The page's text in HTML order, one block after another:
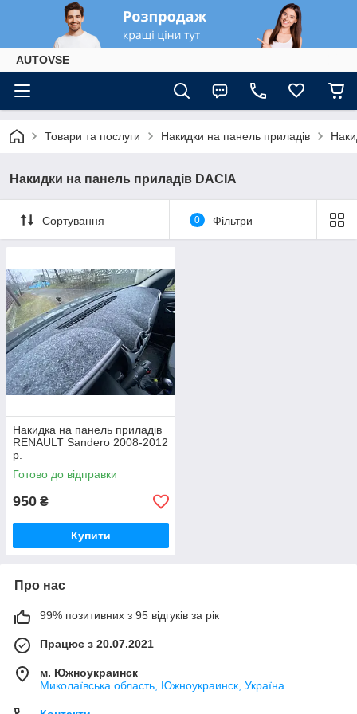
AUTOVSE
Товари та послуги Накидки на панель приладів
Накидки на панель приладів DACIA
Сортування 0 Фільтри
Накидка на панель приладів
RENAULT Sandero 2008-2012
р.
Готово до відправки
950 ₴
Купити
Про нас
99% позитивних з 95 відгуків за рік
Працює з 20.07.2021
м. Южноукраинск
Миколаївська область, Южноукраинск, Україна